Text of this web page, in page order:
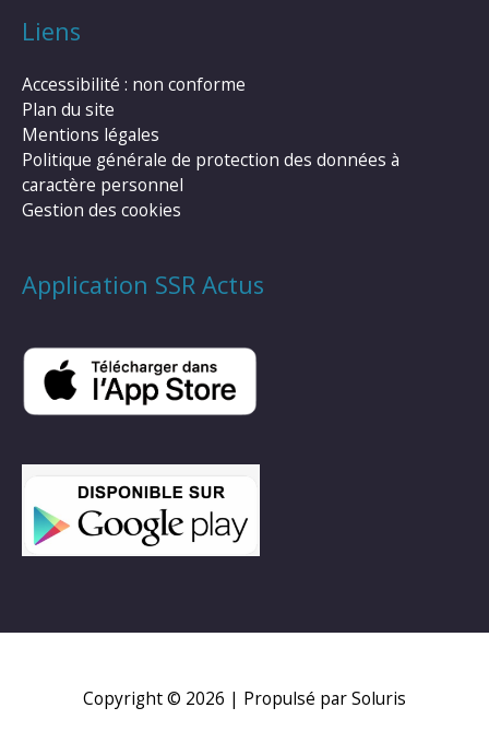
Liens
Accessibilité : non conforme
Plan du site
Mentions légales
Politique générale de protection des données à
caractère personnel
Gestion des cookies
Application SSR Actus
Copyright © 2026 | Propulsé par Soluris